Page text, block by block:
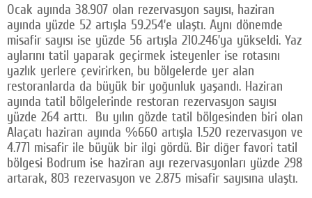
Ocak ayında 38.907 olan rezervasyon sayısı, haziran
ayında yüzde 52 artışla 59.254’e ulaştı. Aynı dönemde
misafir sayısı ise yüzde 56 artışla 210.246’ya yükseldi. Yaz
aylarını tatil yaparak geçirmek isteyenler ise rotasını
yazlık yerlere çevirirken, bu bölgelerde yer alan
restoranlarda da büyük bir yoğunluk yaşandı. Haziran
ayında tatil bölgelerinde restoran rezervasyon sayısı
yüzde 264 arttı. Bu yılın gözde tatil bölgesinden biri olan
Alaçatı haziran ayında %660 artışla 1.520 rezervasyon ve
4.771 misafir ile büyük bir ilgi gördü. Bir diğer favori tatil
bölgesi Bodrum ise haziran ayı rezervasyonları yüzde 298
artarak, 803 rezervasyon ve 2.875 misafir sayısına ulaştı.